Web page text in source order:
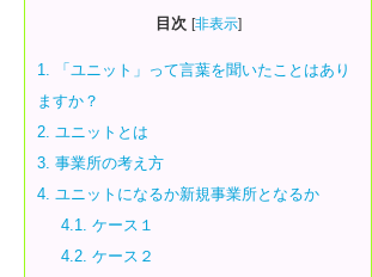
目次 [非表示]
1. 「ユニット」って言葉を聞いたことはあり
ますか？
2. ユニットとは
3. 事業所の考え方
4. ユニットになるか新規事業所となるか
4.1. ケース１
4.2. ケース２